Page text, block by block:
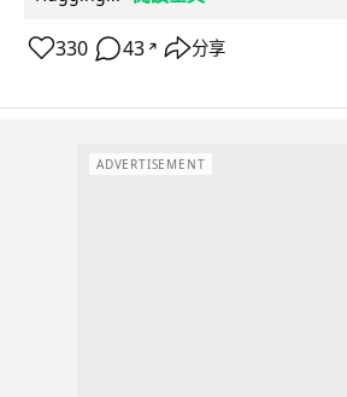
330 43 ↗ 分享
ADVERTISEMENT